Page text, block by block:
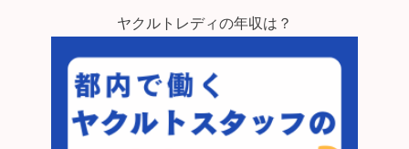
ヤクルトレディの年収は？